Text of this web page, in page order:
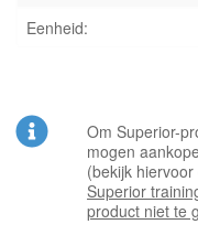
Eenheid:
Om Superior-
mogen
(bekijk
Superior
product niet te